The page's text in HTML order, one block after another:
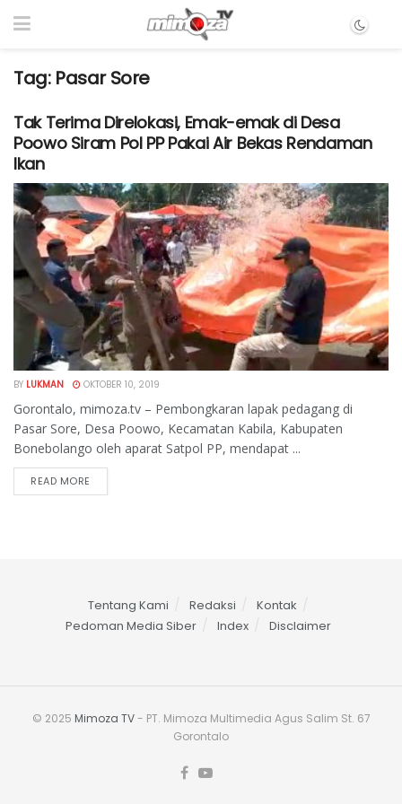
Tag: Pasar Sore
Tak Terima Direlokasi, Emak-emak di Desa
Poowo Siram Pol PP Pakai Air Bekas Rendaman
Ikan
BY LUKMAN OKTOBER 10, 2019
Gorontalo, mimoza.tv – Pembongkaran lapak pedagang di
Pasar Sore, Desa Poowo, Kecamatan Kabila, Kabupaten
Bonebolango oleh aparat Satpol PP, mendapat ...
READ MORE
Tentang Kami Redaksi
Kontak
Pedoman Media Siber
Index Disclaimer
© 2025 Mimoza TV- PT. Mimoza Multimedia Agus Salim St. 67
Gorontalo